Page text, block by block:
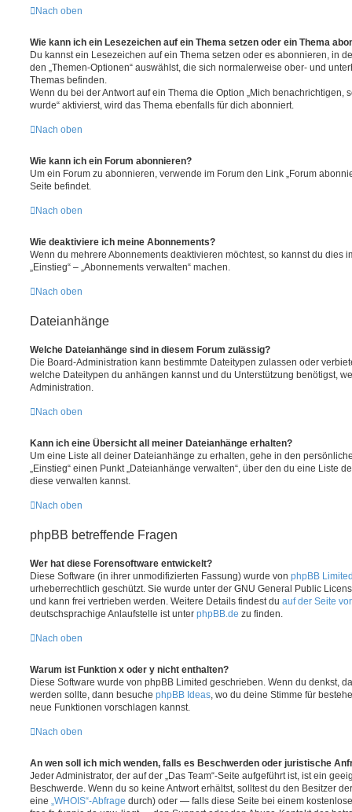
Nach oben
Wie kann ich ein Lesezeichen auf ein Thema setzen oder ein Thema
Du kannst ein Lesezeichen auf ein Thema setzen oder es abonnieren, in
den „Themen-Optionen“ auswählst, die sich normalerweise ober- und
Themas befinden.
Wenn du bei der Antwort auf ein Thema die Option „Mich benachrichtigen,
wurde“ aktivierst, wird das Thema ebenfalls für dich abonniert.
Nach oben
Wie kann ich ein Forum abonnieren?
Um ein Forum zu abonnieren, verwende im Forum den Link „Forum
Seite befindet.
Nach oben
Wie deaktiviere ich meine Abonnements?
Wenn du mehrere Abonnements deaktivieren möchtest, so kannst du dies
„Einstieg“ – „Abonnements verwalten“ machen.
Nach oben
Dateianhänge
Welche Dateianhänge sind in diesem Forum zulässig?
Die Board-Administration kann bestimmte Dateitypen zulassen oder
welche Dateitypen du anhängen kannst und du Unterstützung benötigst,
Administration.
Nach oben
Kann ich eine Übersicht all meiner Dateianhänge erhalten?
Um eine Liste all deiner Dateianhänge zu erhalten, gehe in den
„Einstieg“ einen Punkt „Dateianhänge verwalten“, über den du eine Liste
diese verwalten kannst.
Nach oben
phpBB betreffende Fragen
Wer hat diese Forensoftware entwickelt?
Diese Software (in ihrer unmodifizierten Fassung) wurde von phpBB
urheberrechtlich geschützt. Sie wurde unter der GNU General Public
und kann frei vertrieben werden. Weitere Details findest du auf der Seite
deutschsprachige Anlaufstelle ist unter phpBB.de zu finden.
Nach oben
Warum ist Funktion x oder y nicht enthalten?
Diese Software wurde von phpBB Limited geschrieben. Wenn du denkst,
werden sollte, dann besuche phpBB Ideas , wo du deine Stimme für
neue Funktionen vorschlagen kannst.
Nach oben
An wen soll ich mich wenden, falls es Beschwerden oder juristische
Jeder Administrator, der auf der „Das Team“-Seite aufgeführt ist, ist ein
Beschwerde. Wenn du so keine Antwort erhältst, solltest du den Besitzer
eine „WHOIS“-Abfrage durch) oder — falls diese Seite bei einem